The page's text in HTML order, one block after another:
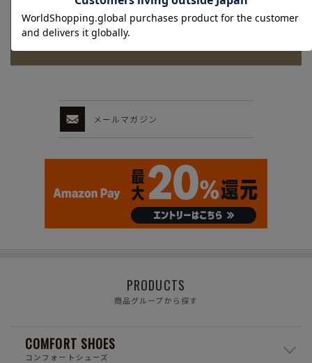
メールマガジン
PRODUCTS
商品グループから探す
COMFORT SHOES
コンフォートシューズ